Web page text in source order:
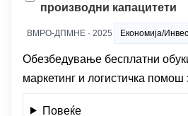
производни капацитети
ВМРО-ДПМНЕ · 2025 Економија/
Обезбедување бесплатни
маркетинг и логистичка помош
Повеќе